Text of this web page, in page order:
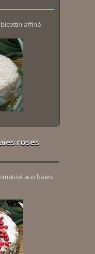
affiné.
roses
aux baies